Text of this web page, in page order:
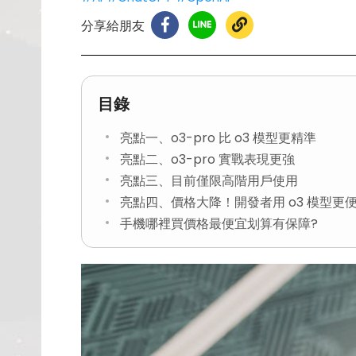
分享給朋友
目錄
亮點一、o3-pro 比 o3 模型更精準
亮點二、o3-pro 實戰表現更強
亮點三、目前僅限高階用戶使用
亮點四、價格大降！開發者用 o3 模型更
手機哪裡買價格最便宜划算有保障?